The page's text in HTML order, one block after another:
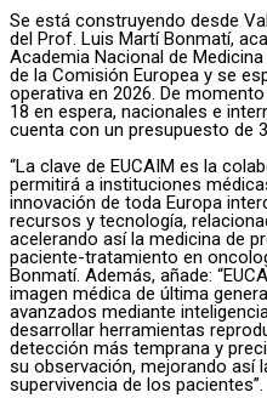
Se está construyendo desde
del Prof. Luis Martí Bonmatí,
Academia Nacional de
de la Comisión Europea y se
operativa en 2026. De
18 en espera, nacionales e
cuenta con un presupuesto de
“La clave de EUCAIM es la
permitirá a instituciones
innovación de toda Europa
recursos y tecnología,
acelerando así la medicina de
paciente-tratamiento en
Bonmatí. Además, añade:
imagen médica de última
avanzados mediante
desarrollar herramientas
detección más temprana y
su observación, mejorando así
supervivencia de los pacientes”.